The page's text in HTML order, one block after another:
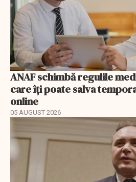
ANAF schimbă regulile
care îți poate salva
online
05 AUGUST 2026